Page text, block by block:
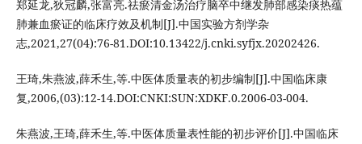
郑延龙,狄冠麟,张富亮.祛瘀清金汤治疗脑卒中继发肺部感染痰热蕴
肺兼血瘀证的临床疗效及机制[J].中国实验方剂学杂
志,2021,27(04):76-81.DOI:10.13422/j.cnki.syfjx.20202426.
王琦,朱燕波,薛禾生,等.中医体质量表的初步编制[J].中国临床康
复,2006,(03):12-14.DOI:CNKI:SUN:XDKF.0.2006-03-004.
朱燕波,王琦,薛禾生,等.中医体质量表性能的初步评价[J].中国临床